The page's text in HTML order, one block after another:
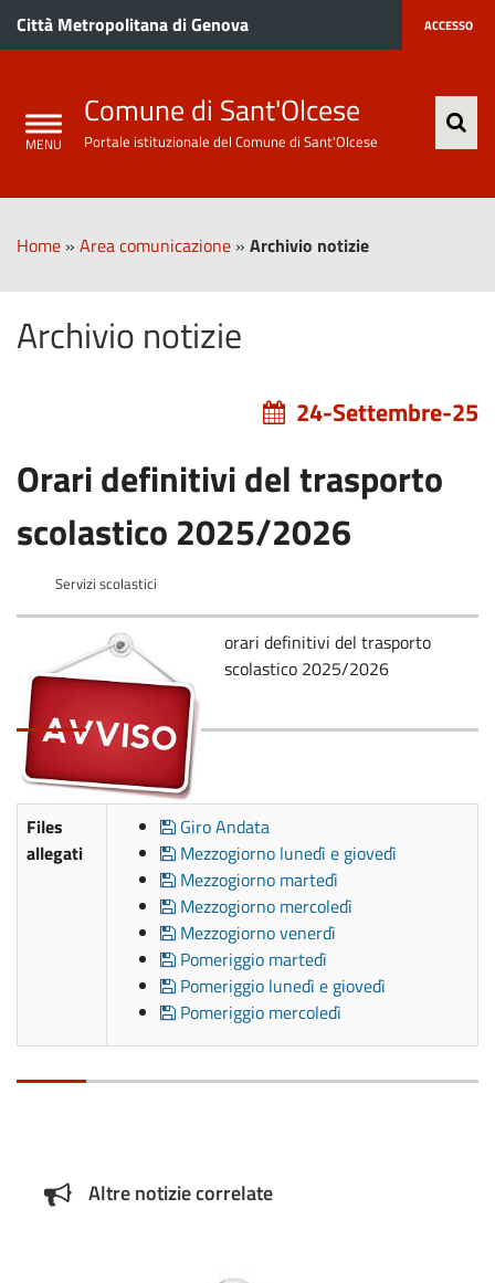
Città Metropolitana di Genova ACCESSO
Comune di Sant'Olcese
Portale istituzionale del Comune di Sant'Olcese
Home » Area comunicazione » Archivio notizie
Archivio notizie
24-Settembre-25
Orari definitivi del trasporto
scolastico 2025/2026
Servizi scolastici
orari definitivi del trasporto
scolastico 2025/2026
Files
allegati
Giro Andata
Mezzogiorno lunedì e giovedì
Mezzogiorno martedì
Mezzogiorno mercoledì
Mezzogiorno venerdì
Pomeriggio martedì
Pomeriggio lunedì e giovedì
Pomeriggio mercoledì
Altre notizie correlate